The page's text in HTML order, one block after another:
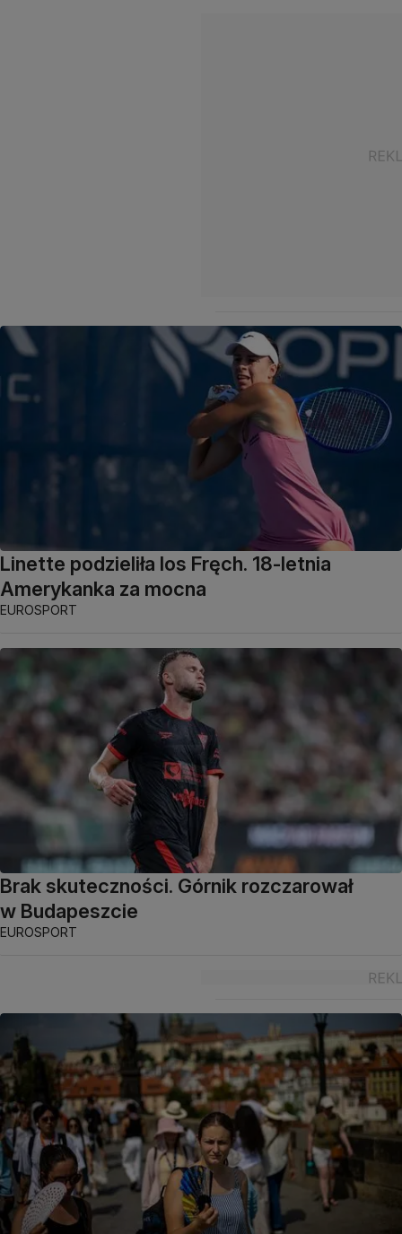
Linette podzieliła los Fręch. 18-letnia
Amerykanka za mocna
EUROSPORT
Brak skuteczności. Górnik rozczarował
w Budapeszcie
EUROSPORT